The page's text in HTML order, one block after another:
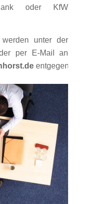
oder KfW
werden unter der
per E-Mail an